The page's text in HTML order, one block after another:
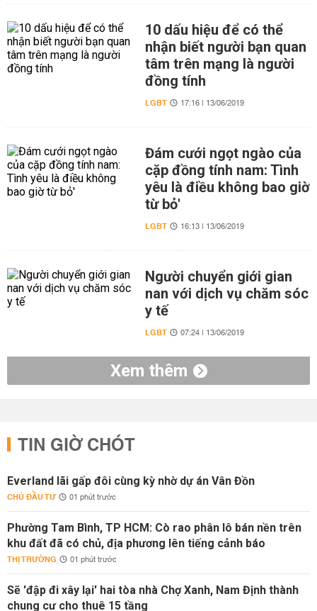
10 dấu hiệu để có thể
nhận biết người bạn quan
tâm trên mạng là người
đồng tính
LGBT 17:16 | 13/06/2019
Đám cưới ngọt ngào của
cặp đồng tính nam: Tình
yêu là điều không bao giờ
từ bỏ'
LGBT 16:13 | 13/06/2019
Người chuyển giới gian
nan với dịch vụ chăm sóc
y tế
LGBT 07:24 | 13/06/2019
Xem thêm
TIN GIỜ CHÓT
Everland lãi gấp đôi cùng kỳ nhờ dự án Vân Đồn
CHỦ ĐẦU TƯ 01 phút trước
Phường Tam Bình, TP HCM: Cò rao phân lô bán nền trên
khu đất đã có chủ, địa phương lên tiếng cảnh báo
THỊ TRƯỜNG 01 phút trước
Sẽ 'đập đi xây lại' hai tòa nhà Chợ Xanh, Nam Định thành
chung cư cho thuê 15 tầng